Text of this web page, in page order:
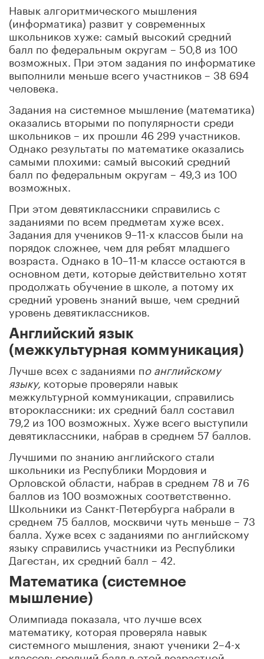
Навык алгоритмического мышления
(информатика) развит у современных
школьников хуже: самый высокий средний
балл по федеральным округам – 50,8 из 100
возможных. При этом задания по информатике
выполнили меньше всего участников – 38 694
человека.
Задания на системное мышление (математика)
оказались вторыми по популярности среди
школьников – их прошли 46 299 участников.
Однако результаты по математике оказались
самыми плохими: самый высокий средний
балл по федеральным округам – 49,3 из 100
возможных.
При этом девятиклассники справились с
заданиями по всем предметам хуже всех.
Задания для учеников 9–11-х классов были на
порядок сложнее, чем для ребят младшего
возраста. Однако в 10–11-м классе остаются в
основном дети, которые действительно хотят
продолжать обучение в школе, а потому их
средний уровень знаний выше, чем средний
уровень девятиклассников.
Английский язык
(межкультурная коммуникация)
Лучше всех с заданиями по английскому
языку, которые проверяли навык
межкультурной коммуникации, справились
второклассники: их средний балл составил
79,2 из 100 возможных. Хуже всего выступили
девятиклассники, набрав в среднем 57 баллов.
Лучшими по знанию английского стали
школьники из Республики Мордовия и
Орловской области, набрав в среднем 78 и 76
баллов из 100 возможных соответственно.
Школьники из Санкт-Петербурга набрали в
среднем 75 баллов, москвичи чуть меньше – 73
балла. Хуже всех с заданиями по английскому
языку справились участники из Республики
Дагестан, их средний балл – 42.
Математика (системное
мышление)
Олимпиада показала, что лучше всех
математику, которая проверяла навык
системного мышления, знают ученики 2–4-х